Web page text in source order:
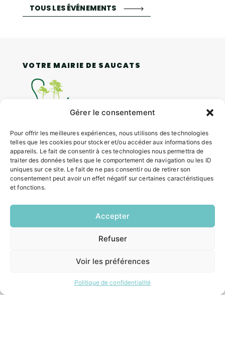
Gérer le consentement
Pour offrir les meilleures expériences, nous utilisons des technologies
telles que les cookies pour stocker et/ou accéder aux informations des
appareils. Le fait de consentir à ces technologies nous permettra de
traiter des données telles que le comportement de navigation ou les ID
uniques sur ce site. Le fait de ne pas consentir ou de retirer son
consentement peut avoir un effet négatif sur certaines caractéristiques
et fonctions.
Accepter
Refuser
Voir les préférences
Politique de confidentialité
TOUS LES ÉVÉNEMENTS
VOTRE MAIRIE DE SAUCATS
4 rue Louis Roger GIRAUDEAU,
33650 SAUCATS
Tél.05 57 97 70 20
Mail.mairie@saucats.fr
HORAIRES